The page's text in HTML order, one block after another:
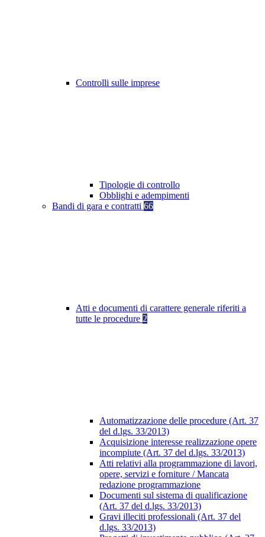
Controlli sulle imprese
Tipologie di controllo
Obblighi e adempimenti
Bandi di gara e contratti 66
Atti e documenti di carattere generale riferiti a
tutte le procedure 2
Automatizzazione delle procedure (Art. 37
del d.lgs. 33/2013)
Acquisizione interesse realizzazione opere
incompiute (Art. 37 del d.lgs. 33/2013)
Atti relativi alla programmazione di lavori,
opere, servizi e forniture / Mancata
redazione programmazione
Documenti sul sistema di qualificazione
(Art. 37 del d.lgs. 33/2013)
Gravi illeciti professionali (Art. 37 del
d.lgs. 33/2013)